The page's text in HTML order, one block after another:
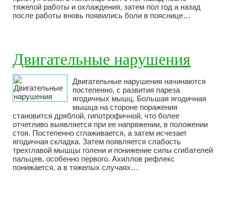
тяжелой работы и охлаждения, затем пол год а назад
после работы вновь появились боли в пояснице…
Двигательные нарушения
Двигательные нарушения начинаются
постепенно, с развития пареза
ягодичных мышц. Большая ягодичная
мышца на стороне поражения
становится дряблой, гипотрофичной, что более
отчетливо выявляется при ее напряжении, в положении
стоя. Постепенно сглаживается, а затем исчезает
ягодичная складка. Затем появляется слабость
трехглавой мышцы голени и понижение силы сгибателей
пальцев, особенно первого. Ахиллов рефлекс
понижается, а в тяжелых случаях…